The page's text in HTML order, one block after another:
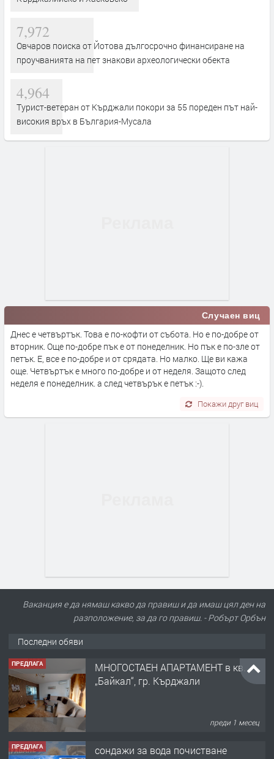
7,972
Овчаров поиска от Йотова дългосрочно финансиране на
проучванията на пет знакови археологически обекта
4,964
Турист-ветеран от Кърджали покори за 55 пореден път най-
високия връх в България-Мусала
Случаен виц
Днес е четвъртък. Това е по-кофти от събота. Но е по-добре от
вторник. Още по-добре пък е от понеделник. Но пък е по-зле от
петък. Е, все е по-добре и от срядата. Но малко. Ще ви кажа
още. Четвъртък е много по-добре и от неделя. Защото след
неделя е понеделник. а след четвърък е петък :-).
Покажи друг виц
Ваканция е да нямаш какво да правиш и да имаш цял ден на
разположение, за да го правиш. - Робърт Орбън
Последни обяви
ПРЕДЛАГА
МНОГОСТАЕН АПАРТАМЕНТ в кв.
„Байкал“, гр. Кърджали
преди 1 месец
ПРЕДЛАГА сондажи за вода почистване